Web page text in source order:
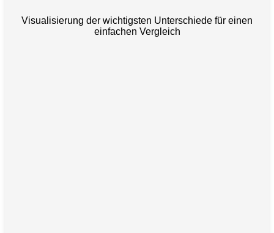
Visualisierung der wichtigsten Unterschiede für einen
einfachen Vergleich